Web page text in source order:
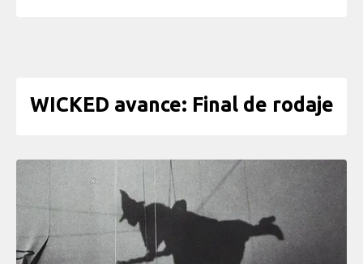
WICKED avance: Final de rodaje